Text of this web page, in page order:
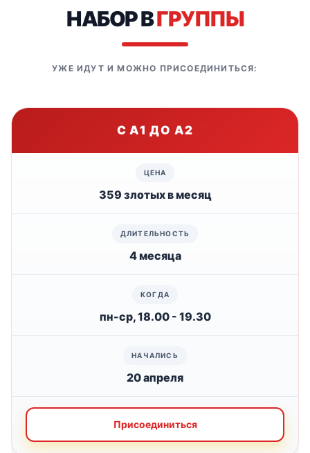
НАБОР ВГРУППЫ
УЖЕ ИДУТ И МОЖНО ПРИСОЕДИНИТЬСЯ:
С A1 ДО A2
359 злотых в месяц
4 месяца
пн-ср, 18.00 - 19.30
20 апреля
Присоединиться